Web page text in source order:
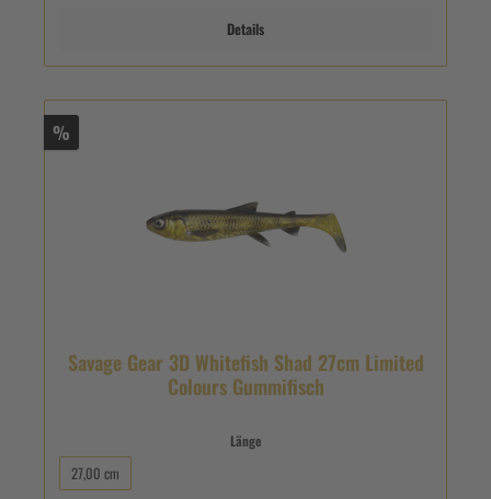
Details
%
Savage Gear 3D Whitefish Shad 27cm Limited
Colours Gummifisch
Länge
27,00 cm